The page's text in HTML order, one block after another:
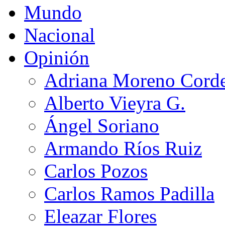
Mundo
Nacional
Opinión
Adriana Moreno
Alberto Vieyra G.
Ángel Soriano
Armando Ríos Ruiz
Carlos Pozos
Carlos Ramos Padilla
Eleazar Flores